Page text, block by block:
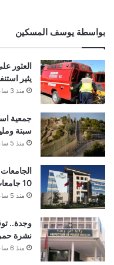
بواسطة يوسف المسكين
العثور
يثير
منذ 3 ساعات
جمعية
سبتة
منذ 5 ساعات
10 جامعات في إفريقيا
منذ 5 ساعات
وجدة..
نشرة
منذ 6 ساعات